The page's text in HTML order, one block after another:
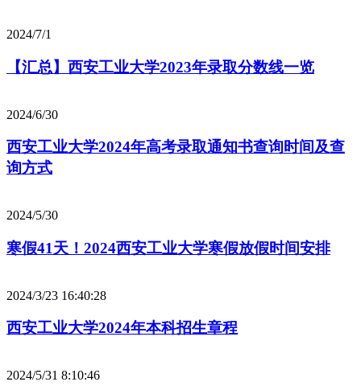
2024/7/1
【汇总】西安工业大学2023年录取分数线一览
2024/6/30
西安工业大学2024年高考录取通知书查询时间及查
询方式
2024/5/30
寒假41天！2024西安工业大学寒假放假时间安排
2024/3/23 16:40:28
西安工业大学2024年本科招生章程
2024/5/31 8:10:46